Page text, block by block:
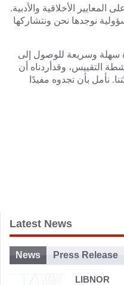
الأخلاقية والأدبية.
نوجدها نحن ونتشاركها
سهلة وسريعة للوصول إلى
التقييس، وقدأردناه أن
نأمل بأن تجدوه مفيدًا
Latest News
News Press Release
LIBNOR